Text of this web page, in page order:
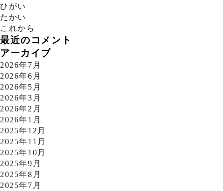
ひがい
たかい
これから
最近のコメント
アーカイブ
2026年7月
2026年6月
2026年5月
2026年3月
2026年2月
2026年1月
2025年12月
2025年11月
2025年10月
2025年9月
2025年8月
2025年7月